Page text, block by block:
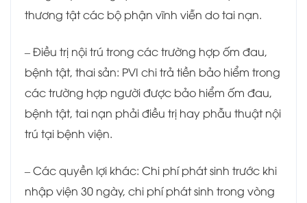
thương tật các bộ phận vĩnh viễn do tai nạn.
– Điều trị nội trú trong các trường hợp ốm đau,
bệnh tật, thai sản: PVI chi trả tiền bảo hiểm trong
các trường hợp người được bảo hiểm ốm đau,
bệnh tật, tai nạn phải điều trị hay phẫu thuật nội
trú tại bệnh viện.
– Các quyền lợi khác: Chi phí phát sinh trước khi
nhập viện 30 ngày, chi phí phát sinh trong vòng